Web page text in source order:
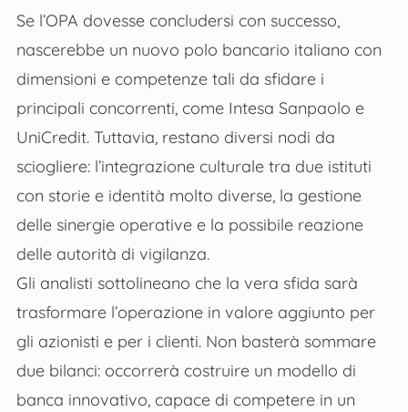
Se l’OPA dovesse concludersi con successo,
nascerebbe un nuovo polo bancario italiano con
dimensioni e competenze tali da sfidare i
principali concorrenti, come Intesa Sanpaolo e
UniCredit. Tuttavia, restano diversi nodi da
sciogliere: l’integrazione culturale tra due istituti
con storie e identità molto diverse, la gestione
delle sinergie operative e la possibile reazione
delle autorità di vigilanza.
Gli analisti sottolineano che la vera sfida sarà
trasformare l’operazione in valore aggiunto per
gli azionisti e per i clienti. Non basterà sommare
due bilanci: occorrerà costruire un modello di
banca innovativo, capace di competere in un